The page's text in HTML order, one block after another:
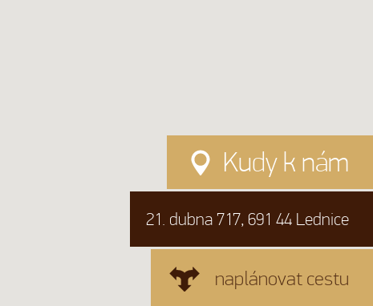
Kudy k nám
21. dubna 717, 691 44 Lednice
naplánovat cestu